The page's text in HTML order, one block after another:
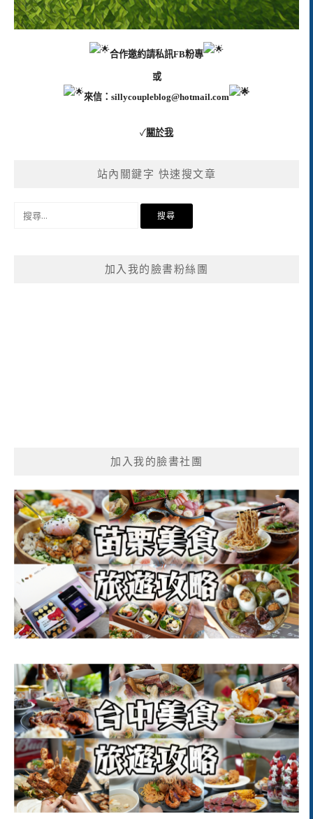
合作邀約請私訊FB粉專
或
來信： sillycoupleblog@hotmail.com
✓關於我
站內關鍵字 快速搜文章
加入我的臉書粉絲團
加入我的臉書社團